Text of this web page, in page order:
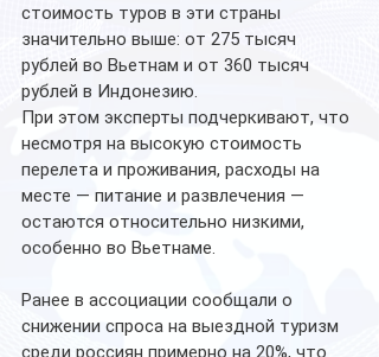
стоимость туров в эти страны
значительно выше: от 275 тысяч
рублей во Вьетнам и от 360 тысяч
рублей в Индонезию.
При этом эксперты подчеркивают, что
несмотря на высокую стоимость
перелета и проживания, расходы на
месте — питание и развлечения —
остаются относительно низкими,
особенно во Вьетнаме.
Ранее в ассоциации сообщали о
снижении спроса на выездной туризм
среди россиян примерно на 20%, что